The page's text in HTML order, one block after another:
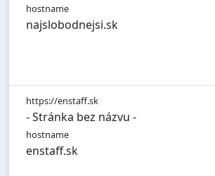
hostname
najslobodnejsi.sk
https://enstaff.sk
- Stránka bez názvu -
hostname
enstaff.sk